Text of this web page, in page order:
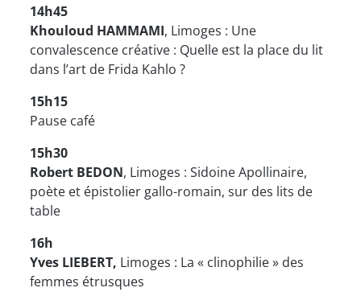
14h45
Khouloud HAMMAMI, Limoges : Une
convalescence créative : Quelle est la place du lit
dans l’art de Frida Kahlo ?
15h15
Pause café
15h30
Robert BEDON, Limoges : Sidoine Apollinaire,
poète et épistolier gallo-romain, sur des lits de
table
16h
Yves LIEBERT, Limoges : La « clinophilie » des
femmes étrusques